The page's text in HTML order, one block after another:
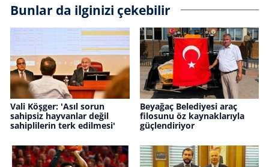
Bunlar da ilginizi çekebilir
Vali Köşger: 'Asıl sorun
sahipsiz hayvanlar değil
sahiplilerin terk edilmesi'
Beyağaç Belediyesi araç
filosunu öz kaynaklarıyla
güçlendiriyor